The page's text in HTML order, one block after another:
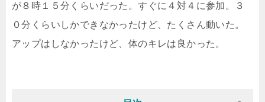
が８時１５分くらいだった。すぐに４対４に参加。３
０分くらいしかできなかったけど、たくさん動いた。
アップはしなかったけど、体のキレは良かった。